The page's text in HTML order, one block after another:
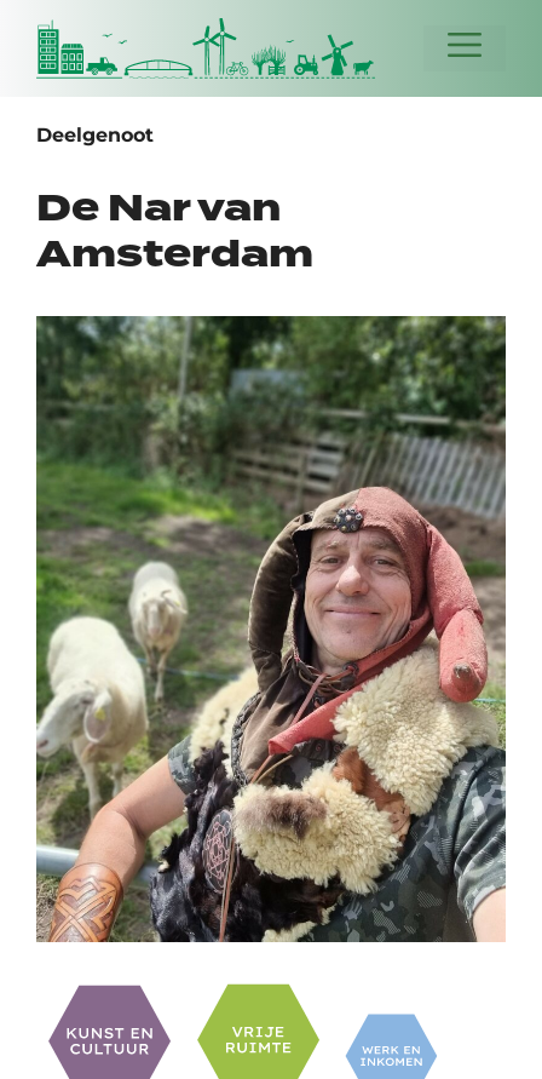
naar
Menu
Deelgenoot
De Nar van
Amsterdam